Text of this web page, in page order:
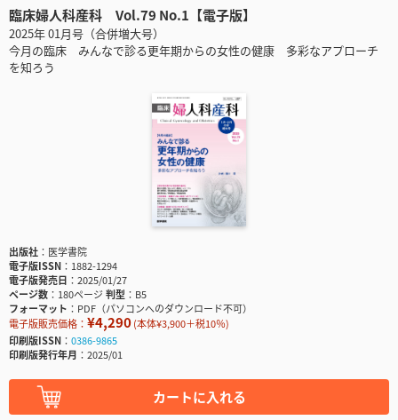
臨床婦人科産科 Vol.79 No.1【電子版】
2025年 01月号（合併増大号）
今月の臨床 みんなで診る更年期からの女性の健康 多彩なアプローチ
を知ろう
出版社
医学書院
電子版ISSN
1882-1294
電子版発売日
2025/01/27
ページ数
180ページ判型
B5
フォーマット
PDF（パソコンへのダウンロード不可）
電子版販売価格： ¥4,290(本体¥3,900＋税10％)
印刷版ISSN
0386-9865
印刷版発行年月
2025/01
カートに入れる